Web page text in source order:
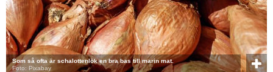
Som så ofta är schalottenlök en bra bas till marin mat.
Foto: Pixabay